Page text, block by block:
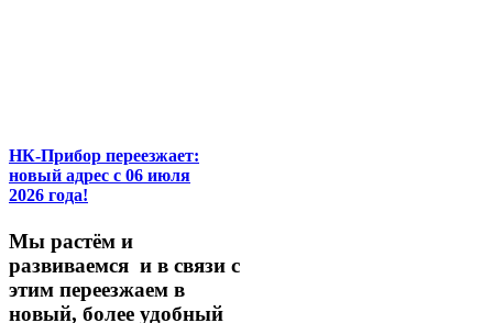
НК-Прибор переезжает:
новый адрес с 06 июля
2026 года!
Мы растём и
развиваемся и в связи с
этим переезжаем в
новый, более удобный